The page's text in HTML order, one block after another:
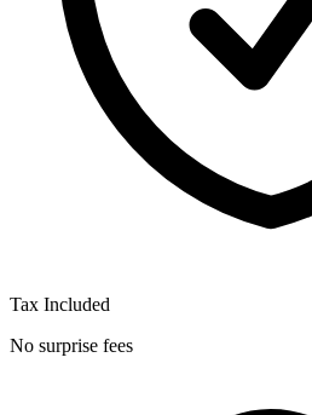
Tax Included
No surprise fees